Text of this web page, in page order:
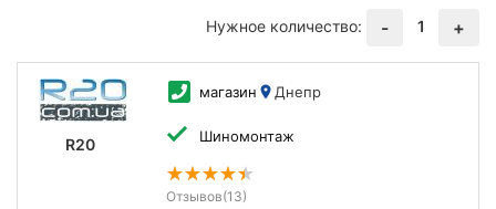
Нужное количество:
- 1 +
R20
магазин Днепр
Шиномонтаж
Отзывов(13)